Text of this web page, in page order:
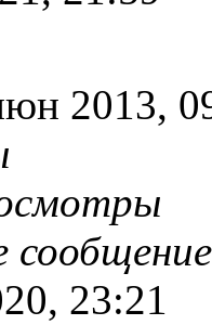
2013,
23:21